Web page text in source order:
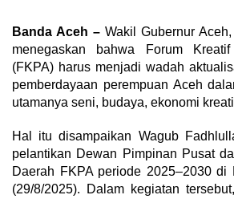
Banda Aceh – Wakil Gubernur
menegaskan bahwa Forum
(FKPA) harus menjadi wadah
pemberdayaan perempuan Aceh
utamanya seni, budaya, ekonomi
Hal itu disampaikan Wagub
pelantikan Dewan Pimpinan Pusat
Daerah FKPA periode 2025–2030 di
(29/8/2025). Dalam kegiatan